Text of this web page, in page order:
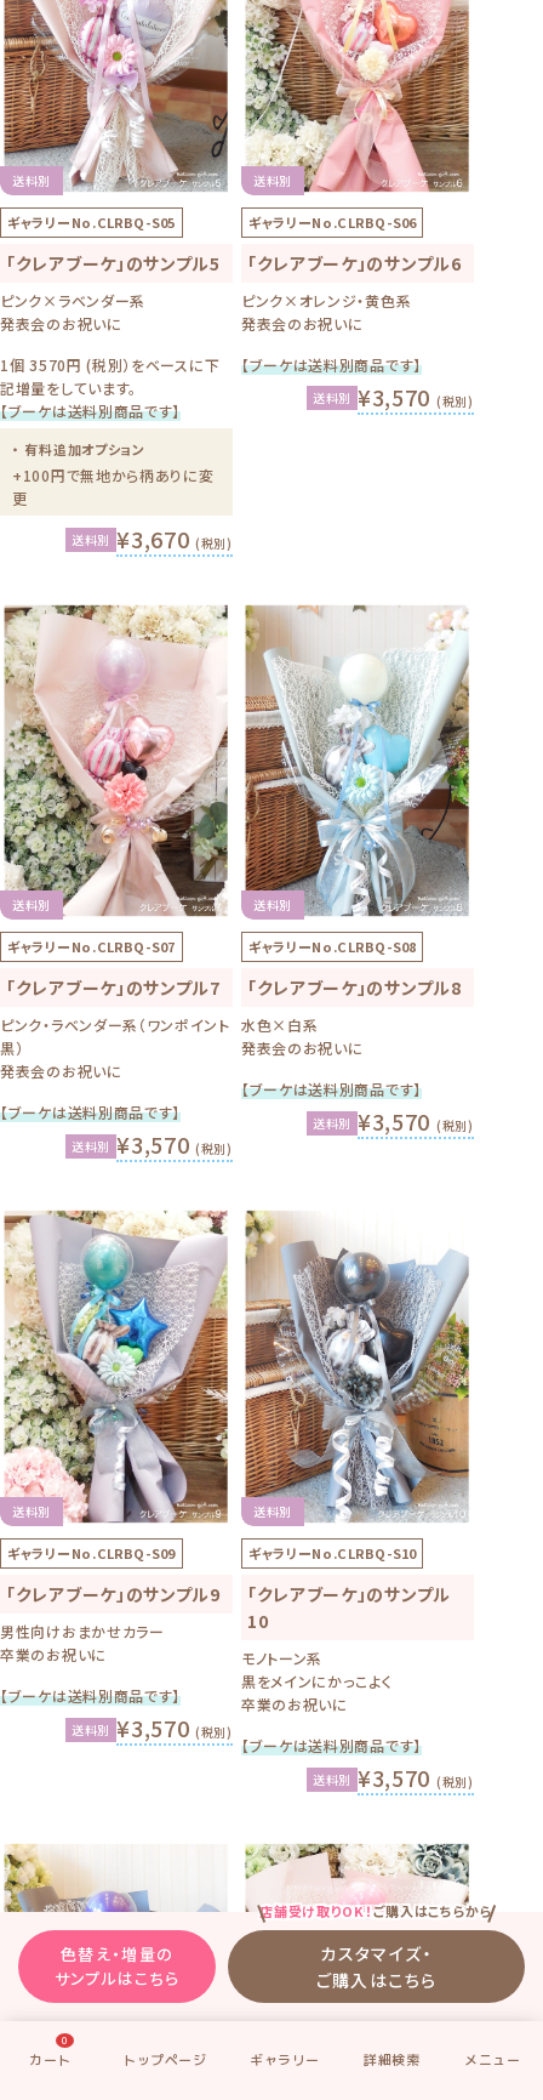
色替え・増量の
サンプルはこちら
店舗受け取りOK！ご購入はこちらから
カスタマイズ・
ご購入はこちら
送料別
ギャラリーNo.CLRBQ-S05
「クレアブーケ」のサンプル5
ピンク×ラベンダー系
発表会のお祝いに
1個 3570円 (税別）をベースに下
記増量をしています。
【ブーケは送料別商品です】
・ 有料追加オプション
+100円で無地から柄ありに変
更
送料別 ¥3,670(税別)
送料別
ギャラリーNo.CLRBQ-S06
「クレアブーケ」のサンプル6
ピンク×オレンジ・黄色系
発表会のお祝いに
【ブーケは送料別商品です】
送料別 ¥3,570 (税別)
送料別
ギャラリーNo.CLRBQ-S07
「クレアブーケ」のサンプル7
ピンク・ラベンダー系（ワンポイント
黒）
発表会のお祝いに
【ブーケは送料別商品です】
送料別 ¥3,570(税別)
送料別
ギャラリーNo.CLRBQ-S08
「クレアブーケ」のサンプル8
水色×白系
発表会のお祝いに
【ブーケは送料別商品です】
送料別 ¥3,570 (税別)
送料別
ギャラリーNo.CLRBQ-S09
「クレアブーケ」のサンプル9
男性向けおまかせカラー
卒業のお祝いに
【ブーケは送料別商品です】
送料別 ¥3,570(税別)
送料別
ギャラリーNo.CLRBQ-S10
「クレアブーケ」のサンプル
10
モノトーン系
黒をメインにかっこよく
卒業のお祝いに
【ブーケは送料別商品です】
送料別 ¥3,570 (税別)
0